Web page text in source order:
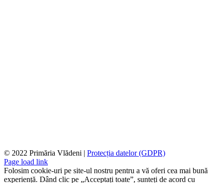
© 2022 Primăria Vlădeni | Protecția datelor (GDPR)
Page load link
Folosim cookie-uri pe site-ul nostru pentru a vă oferi cea mai bună
experiență. Dând clic pe „Acceptați toate”, sunteți de acord cu